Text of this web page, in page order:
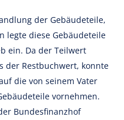
der Gebäudeteile,
legte diese Gebäudeteile
ein. Da der Teilwert
der Restbuchwert, konnte
die von seinem Vater
vornehmen.
Bundesfinanzhof